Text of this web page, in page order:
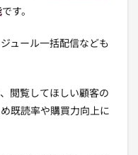
です。
ュール一括配信なども
閲覧してほしい顧客の
既読率や購買力向上に